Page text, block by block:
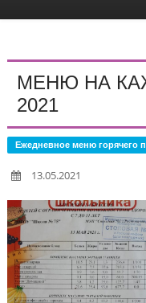
МЕНЮ НА
2021
Ежедневное меню горячего
13.05.2021